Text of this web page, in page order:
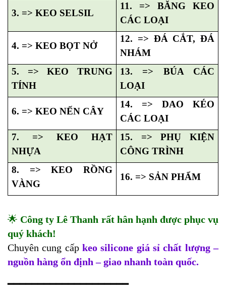
3. => KEO SELSIL
11. => BĂNG KEO
CÁC LOẠI
4. => KEO BỌT NỞ
12. => ĐÁ CẮT, ĐÁ
NHÁM
5. => KEO TRUNG
TÍNH
13. => BÚA CÁC
LOẠI
6. => KEO NẾN CÂY
14. => DAO KÉO
CÁC LOẠI
7. => KEO HẠT
NHỰA
15. => PHỤ KIỆN
CÔNG TRÌNH
8. => KEO RỒNG
VÀNG
16. => SẢN PHẨM
🌟 Công ty Lê Thanh rất hân hạnh được phục vụ
quý khách!
Chuyên cung cấp keo silicone giá sỉ chất lượng –
nguồn hàng ổn định – giao nhanh toàn quốc.
━━━━━━━━━━━━━━━━━━━━